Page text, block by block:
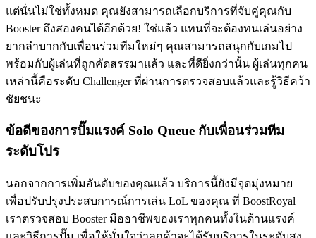
แต่นั่นไม่ใช่ทั้งหมด คุณยังสามารถเลือกบริการที่จับคู่คุณกับ
Booster ถึงสองคนได้อีกด้วย! ใช่แล้ว แทนที่จะต้องทนเล่นอย่าง
ยากลำบากกับเพื่อนร่วมทีมใหม่ๆ คุณสามารถสนุกกับเกมไป
พร้อมกับผู้เล่นที่ถูกคัดสรรมาแล้ว และที่ดียิ่งกว่านั้น ผู้เล่นทุกคน
เหล่านี้คือระดับ Challenger ที่ผ่านการตรวจสอบแล้วและรู้วิธีคว้า
ชัยชนะ
ข้อดีของการปั๊มแรงค์ Solo Queue กับเพื่อนร่วมทีม
ระดับโปร
นอกจากการเพิ่มอันดับของคุณแล้ว บริการนี้ยังมีจุดมุ่งหมาย
เพื่อปรับปรุงประสบการณ์การเล่น LoL ของคุณ ที่ BoostRoyal
เราตรวจสอบ Booster มืออาชีพของเราทุกคนทั้งในด้านแรงค์